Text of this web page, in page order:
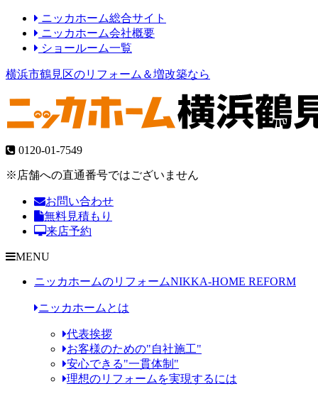
ニッカホーム総合サイト
ニッカホーム会社概要
ショールーム一覧
横浜市鶴見区のリフォーム＆増改築なら
0120-01-7549
※店舗への直通番号ではございません
お問い合わせ
無料見積もり
来店予約
MENU
ニッカホームのリフォームNIKKA-HOME REFORM
ニッカホームとは
代表挨拶
お客様のための"自社施工"
安心できる"一貫体制"
理想のリフォームを実現するには